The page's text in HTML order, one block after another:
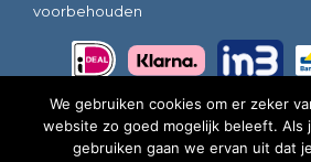
voorbehouden
We gebruiken cookies om er zeker
website zo goed mogelijk beleeft. Als
gebruiken gaan we ervan uit dat